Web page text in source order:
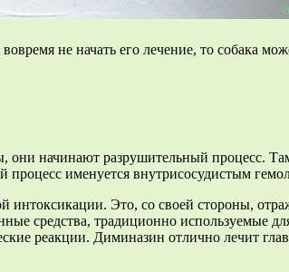
не начать его лечение, то собака
начинают разрушительный процесс.
именуется внутрисосудистым
Это, со своей стороны,
средства, традиционно используемые
реакции. Диминазин отлично лечит